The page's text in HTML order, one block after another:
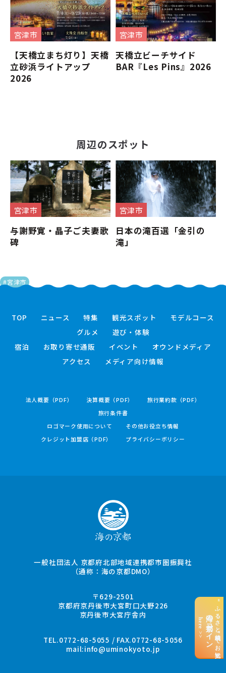
“ふるさと納税”でお支払い
海の京都コイン
here >>
#宮津市
宮津市
【天橋立まち灯り】天橋
立砂浜ライトアップ
2026
宮津市
天橋立ビーチサイド
BAR『Les Pins』2026
周辺のスポット
宮津市
与謝野寛・晶子ご夫妻歌
碑
宮津市
日本の滝百選「金引の
滝」
TOP ニュース 特集 観光スポット
モデルコース
グルメ
遊び・体験
宿泊
お取り寄せ通販 イベント
オウンドメディア
アクセス
メディア向け情報
法人概要（PDF） 決算概要（PDF）
旅行業約款（PDF）
旅行条件書
ロゴマーク使用について
その他お役立ち情報
クレジット加盟店（PDF）
プライバシーポリシー
一般社団法人 京都府北部地域連携都市圏振興社
（通称：海の京都DMO）
〒629-2501
京都府京丹後市大宮町口大野226
京丹後市大宮庁舎内
TEL.0772-68-5055 / FAX.0772-68-5056
mail:info@uminokyoto.jp